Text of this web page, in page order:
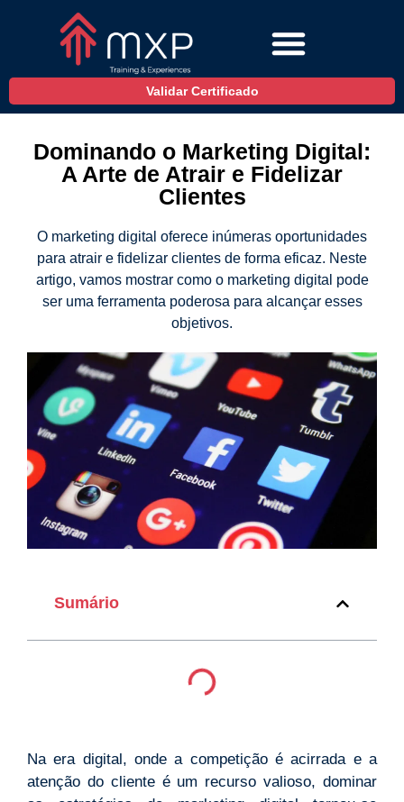
Validar Certificado
Dominando o Marketing Digital:
A Arte de Atrair e Fidelizar
Clientes
O marketing digital oferece inúmeras oportunidades
para atrair e fidelizar clientes de forma eficaz. Neste
artigo, vamos mostrar como o marketing digital pode
ser uma ferramenta poderosa para alcançar esses
objetivos.
Sumário
Na era digital, onde a competição é acirrada e a
atenção do cliente é um recurso valioso, dominar